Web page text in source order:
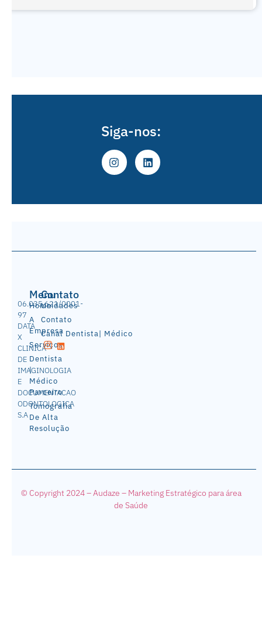
Siga-nos:
06.035.621/0001-
97
DATA
X
CLINICA
DE
IMAGINOLOGIA
E
DOCUMENTACAO
ODONTOLOGICA
S.A
Menu
Home
A
Empresa
Serviços
Dentista
|
Médico
Parceiro
Tomografia
De Alta
Resolução
Contato
Unidades
Contato
Canal Dentista| Médico
© Copyright 2024 – Audaze – Marketing Estratégico para área
de Saúde